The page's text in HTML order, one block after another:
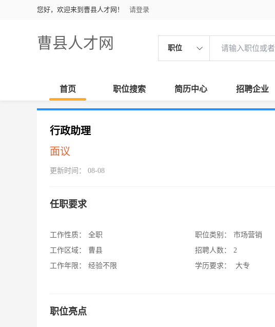
您好，欢迎来到曹县人才网！ 请登录
曹县人才网 职位
首页 职位搜索 简历中心 招聘企业
行政助理
面议
更新时间： 08-08
任职要求
工作性质：
全职
工作区域：
曹县
工作年限：
经验不限
职位类别：
市场营销
招聘人数：
2
学历要求：
大专
职位亮点